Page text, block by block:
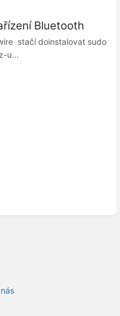
Bluetooth
stačí doinstalovat sudo
u...